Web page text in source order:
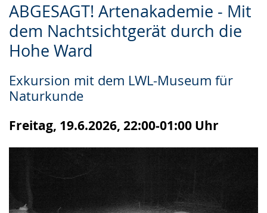
ABGESAGT! Artenakademie - Mit
dem Nachtsichtgerät durch die
Hohe Ward
Exkursion mit dem LWL-Museum für
Naturkunde
Freitag, 19.6.2026, 22:00-01:00 Uhr
Leichten
Sprache
wechseln.
Audio-
Unterstützung.
Video
in
Deutscher
wird
angezeigt.